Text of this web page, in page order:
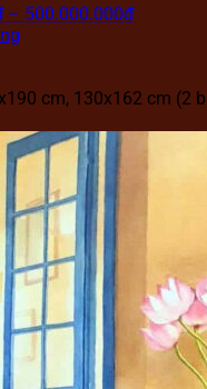
– 500.000.000₫
cm, 130x162 cm (2